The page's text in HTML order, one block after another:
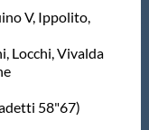
V, Ippolito,
Locchi, Vivalda
58"67)